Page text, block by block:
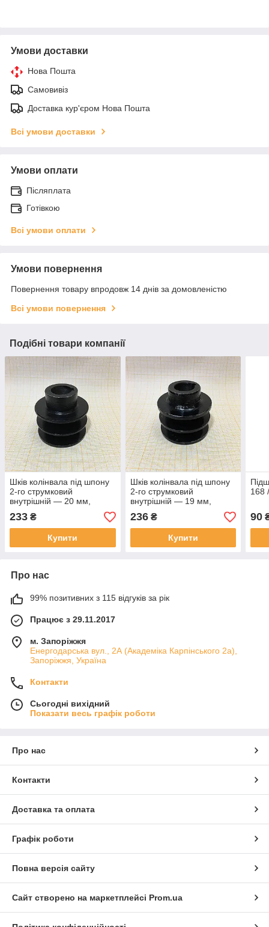
Умови доставки
Нова Пошта
Самовивіз
Доставка кур'єром Нова Пошта
Всі умови доставки
Умови оплати
Післяплата
Готівкою
Всі умови оплати
Умови повернення
Повернення товару впродовж 14 днів за домовленістю
Всі умови повернення
Подібні товари компанії
Шків колінвала під шпону
2-го струмковий
внутрішній — 20 мм,
зовнішній — 55 мм 168 /
170
233 ₴
Купити
Шків колінвала під шпону
2-го струмковий
внутрішній — 19 мм,
зовнішній — 55 мм 168 /
170
236₴
Купити
168
90
Про нас
99% позитивних з 115 відгуків за рік
Працює з 29.11.2017
м. Запоріжжя
Енергодарська вул., 2А (Академіка Карпінського 2а),
Запоріжжя, Україна
Контакти
Сьогодні вихідний
Показати весь графік роботи
Про нас
Контакти
Доставка та оплата
Графік роботи
Повна версія сайту
Сайт створено на маркетплейсі Prom.ua